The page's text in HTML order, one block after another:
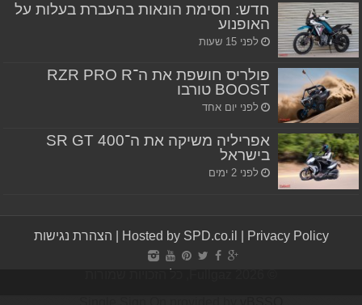
חדש: חסימת הונאות בהעברת בעלות על
האופנוע
לפני 15 שעות
פולריס חושפת את ה־RZR PRO R
BOOST טורבו
לפני יום אחד
אפריליה משיקה את ה־SR GT 400
בישראל
לפני 2 ימים
Hosted by SPD.co.il Privacy Policy הצהרת נגישות